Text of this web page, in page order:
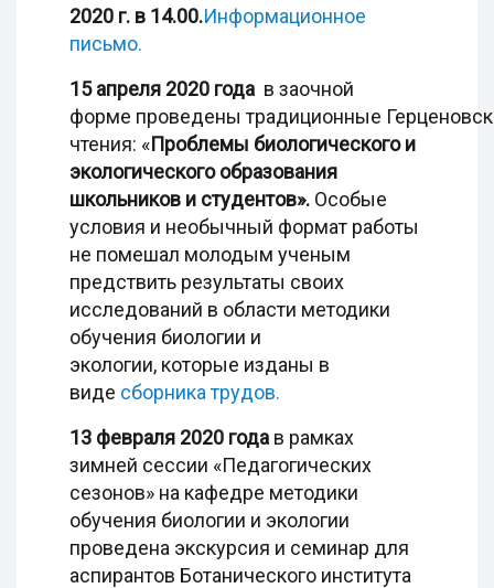
2020 г. в 14.00.Информационное
письмо.
15 апреля 2020 года в заочной
форме проведены традиционные
чтения: «Проблемы биологического и
экологического образования
школьников и студентов». Особые
условия и необычный формат работы
не помешал молодым ученым
предствить результаты своих
исследований в области методики
обучения биологии и
экологии, которые изданы в
виде сборника трудов.
13 февраля 2020 года в рамках
зимней сессии «Педагогических
сезонов» на кафедре методики
обучения биологии и экологии
проведена экскурсия и семинар для
аспирантов Ботанического института